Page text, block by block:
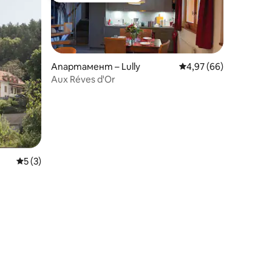
Средна оценка: 5 от 5, 3 отзива
5 (3)
Апартамент – Lully Средна оценка:
4,97 (66)
Aux Réves d'Or